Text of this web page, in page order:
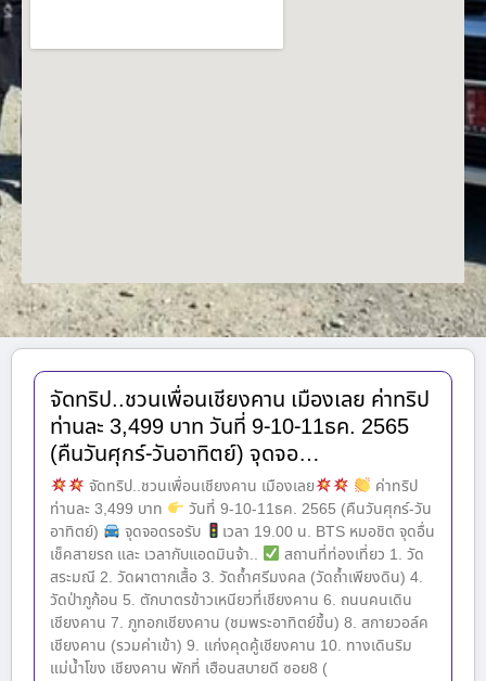
จัดทริป..ชวนเพื่อนเชียงคาน เมืองเลย ค่าทริป
ท่านละ 3,499 บาท วันที่ 9-10-11ธค. 2565
(คืนวันศุกร์-วันอาทิตย์) จุดจอ…
จัดทริป..ชวนเพื่อนเชียงคาน เมืองเลย
ค่าทริป
ท่านละ 3,499 บาท
วันที่ 9-10-11ธค. 2565 (คืนวันศุกร์-วัน
อาทิตย์)
จุดจอดรอรับ
เวลา 19.00 น. BTS หมอชิต จุดอื่น
เช็คสายรถ และ เวลากับแอดมินจ้า..
สถานที่ท่องเที่ยว 1. วัด
สระมณี 2. วัดผาตากเสื้อ 3. วัดถ้ำศรีมงคล (วัดถ้ำเพียงดิน) 4.
วัดป่าภูก้อน 5. ตักบาตรข้าวเหนียวที่เชียงคาน 6. ถนนคนเดิน
เชียงคาน 7. ภูทอกเชียงคาน (ชมพระอาทิตย์ขึ้น) 8. สกายวอล์ค
เชียงคาน (รวมค่าเข้า) 9. แก่งคุดคู้เชียงคาน 10. ทางเดินริม
แม่น้ำโขง เชียงคาน พักที่ เฮือนสบายดี ซอย8 (